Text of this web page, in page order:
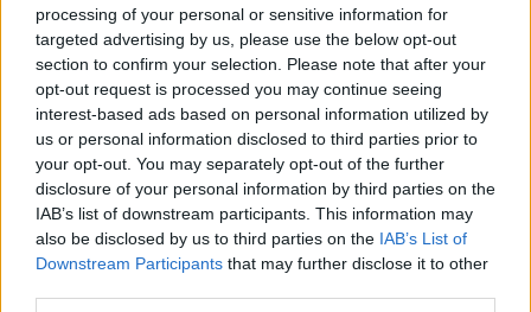
processing of your personal or sensitive information for
targeted advertising by us, please use the below opt-out
section to confirm your selection. Please note that after your
opt-out request is processed you may continue seeing
interest-based ads based on personal information utilized by
us or personal information disclosed to third parties prior to
your opt-out. You may separately opt-out of the further
disclosure of your personal information by third parties on the
IAB’s list of downstream participants. This information may
also be disclosed by us to third parties on the IAB’s List of
Downstream Participants that may further disclose it to other
Aztán ott vannak az olyan gyümölcshéjak, mint a
narancs, citrom, alma, körte amiket kiszárítva
nagyszerű házi gyümölcstea keverékeket
készíthetünk. Vagy csak dobjunk egy-egy marékkal a
forralt borunkba.
Ha már így belemerültünk a héjakba, nézzük a
sütőtök héjat. Ezt cukorszirupban megfőzve,
megszárítva, majd olajban kisütve olyan csemegét
készíthetünk, amiről senki meg nem mondaná, hogy
a kidobásra szánt kanadai sütőtök héjából
készítettük.